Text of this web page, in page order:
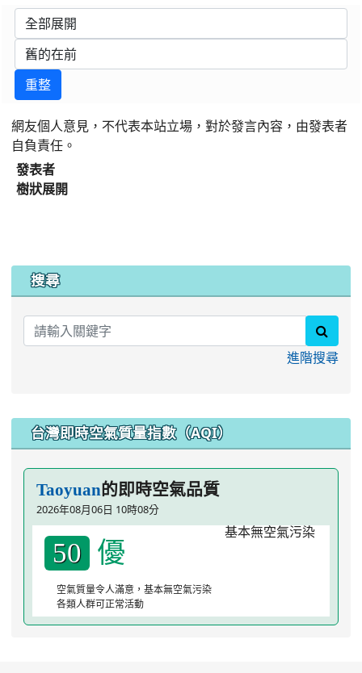
重整
網友個人意見，不代表本站立場，對於發言內容，由發表者
自負責任。
發表者
樹狀展開
搜尋
進階搜尋
台灣即時空氣質量指數（AQI）
Taoyuan的即時空氣品質
2026年08月06日 10時08分
50 優
空氣質量令人滿意，基本無空氣污染
各類人群可正常活動